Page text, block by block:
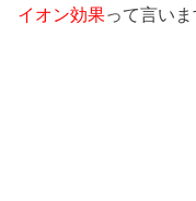
イオン効果って言いま